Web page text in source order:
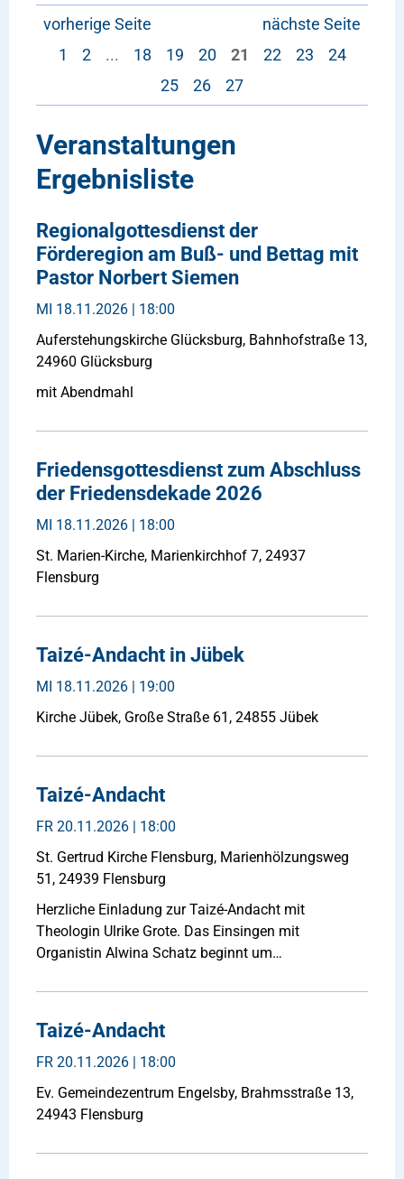
vorherige Seite
1
2 ... 18 19 20 21 22 23
24
25
26 27
nächste Seite
Veranstaltungen
Ergebnisliste
Regionalgottesdienst der
Förderegion am Buß- und Bettag mit
Pastor Norbert Siemen
MI 18.11.2026 | 18:00
Auferstehungskirche Glücksburg, Bahnhofstraße 13,
24960 Glücksburg
mit Abendmahl
Friedensgottesdienst zum Abschluss
der Friedensdekade 2026
MI 18.11.2026 | 18:00
St. Marien-Kirche, Marienkirchhof 7, 24937
Flensburg
Taizé-Andacht in Jübek
MI 18.11.2026 | 19:00
Kirche Jübek, Große Straße 61, 24855 Jübek
Taizé-Andacht
FR 20.11.2026 | 18:00
St. Gertrud Kirche Flensburg, Marienhölzungsweg
51, 24939 Flensburg
Herzliche Einladung zur Taizé-Andacht mit
Theologin Ulrike Grote. Das Einsingen mit
Organistin Alwina Schatz beginnt um…
Taizé-Andacht
FR 20.11.2026 | 18:00
Ev. Gemeindezentrum Engelsby, Brahmsstraße 13,
24943 Flensburg